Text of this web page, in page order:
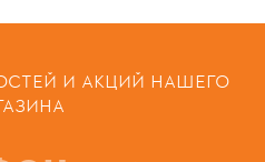
И АКЦИЙ НАШЕГО